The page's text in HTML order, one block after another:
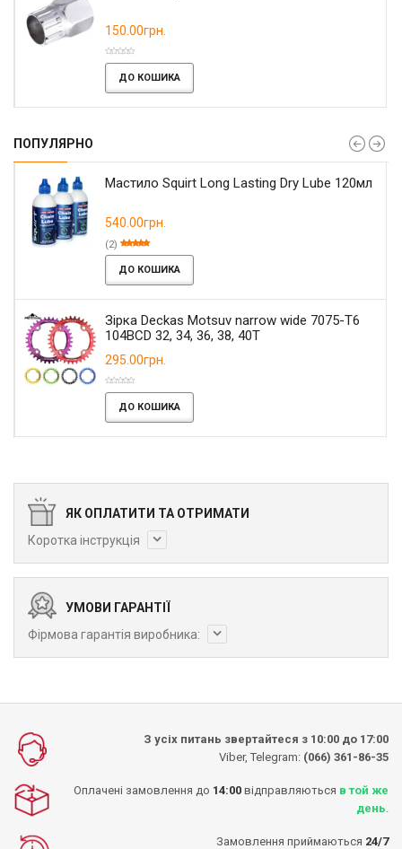
150.00грн.
ДО КОШИКА
ПОПУЛЯРНО
Мастило Squirt Long Lasting Dry Lube 120мл
540.00грн.
(2)
ДО КОШИКА
Зірка Deckas Motsuv narrow wide 7075-T6
104BCD 32, 34, 36, 38, 40T
295.00грн.
ДО КОШИКА
ЯК ОПЛАТИТИ ТА ОТРИМАТИ
Коротка інструкція
УМОВИ ГАРАНТІЇ
Фірмова гарантія виробника:
З усіх питань звертайтеся з 10:00 до 17:00
Viber, Telegram: (066) 361-86-35
Оплачені замовлення до 14:00 відправляються в той же
день
Замовлення приймаються 24/7